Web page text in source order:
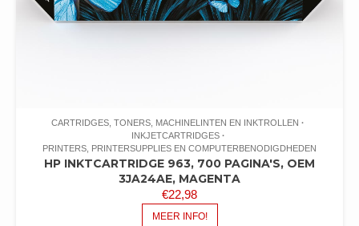
CARTRIDGES, TONERS, MACHINELINTEN EN INKTROLLEN
INKJETCARTRIDGES
PRINTERS, PRINTERSUPPLIES EN COMPUTERBENODIGDHEDEN
HP INKTCARTRIDGE 963, 700 PAGINA'S, OEM
3JA24AE, MAGENTA
€22,98
MEER INFO!